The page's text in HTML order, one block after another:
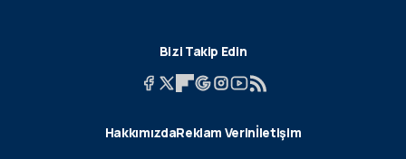
Bizi Takip Edin
HakkımızdaReklam Verinİletişim